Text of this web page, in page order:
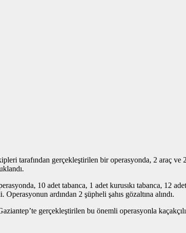
tarafından gerçekleştirilen bir operasyonda, 2 araç ve
10 adet tabanca, 1 adet kurusıkı tabanca, 12
ardından 2 şüpheli şahıs gözaltına alındı.
gerçekleştirilen bu önemli operasyonla